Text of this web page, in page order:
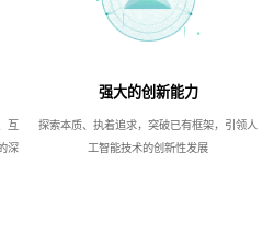
互
深
强大的创新能力
探索本质、执着追求，突破已有框架，引领人
工智能技术的创新性发展